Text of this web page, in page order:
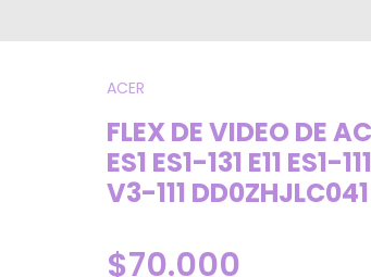
ACER
FLEX DE VIDEO DE
ES1 ES1-131 E11 ES1-
V3-111 DD0ZHJLC041
$70.000